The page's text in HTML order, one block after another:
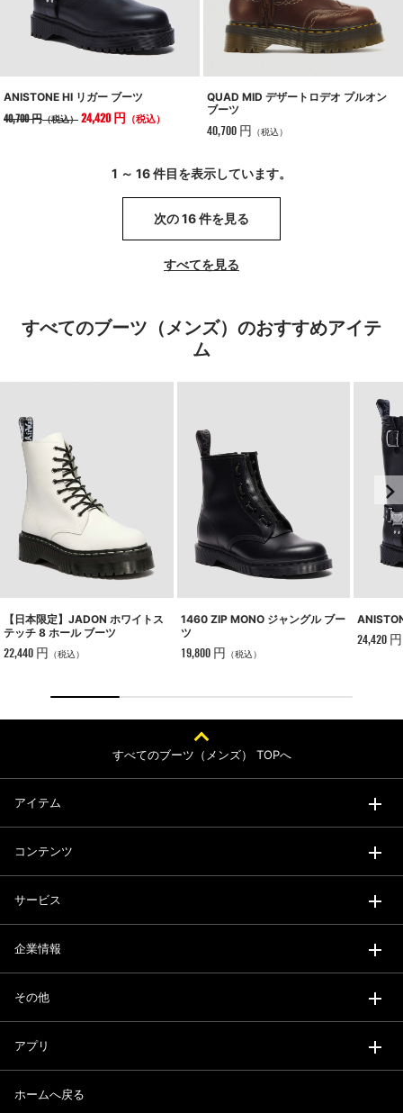
ANISTONE HI リガー ブーツ
40,700 円（税込） 24,420 円 （税込）
QUAD MID デザートロデオ プルオン
ブーツ
40,700 円 （税込）
1 ～ 16 件目を表示しています。
次の 16 件を見る
すべてを見る
すべてのブーツ（メンズ）のおすすめアイテ
ム
【日本限定】JADON ホワイトス
テッチ 8 ホール ブーツ
22,440 円 （税込）
1460 ZIP MONO ジャングル ブー
ツ
19,800 円 （税込）
24,420 円
すべてのブーツ（メンズ） TOPへ
アイテム
コンテンツ
サービス
企業情報
その他
アプリ
ホームへ戻る